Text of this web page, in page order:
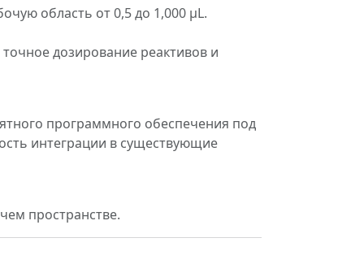
область от 0,5 до 1,000 µL.
дозирование реактивов и
программного обеспечения под
интеграции в существующие
пространстве.